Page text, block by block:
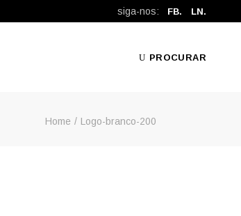
siga-nos: FB. LN.
PROCURAR
Home Logo-branco-200